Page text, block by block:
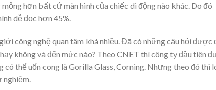
hơn bất cứ màn hình của chiếc di động nào khác. Do đó
dễ đọc hơn 45%.
công nghệ quan tâm khá nhiều. Đã có những câu hỏi được
không và đến mức nào? Theo CNET thì công ty đầu tiên
có thể uốn cong là Gorilla Glass, Corning. Nhưng theo đó thì
nghiệm.